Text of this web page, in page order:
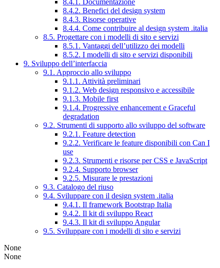
8.4.1. Documentazione
8.4.2. Benefici del design system
8.4.3. Risorse operative
8.4.4. Come contribuire al design system .italia
8.5. Progettare con i modelli di sito e servizi
8.5.1. Vantaggi dell’utilizzo dei modelli
8.5.2. I modelli di sito e servizi disponibili
9. Sviluppo dell’interfaccia
9.1. Approccio allo sviluppo
9.1.1. Attività preliminari
9.1.2. Web design responsivo e accessibile
9.1.3. Mobile first
9.1.4. Progressive enhancement e Graceful
degradation
9.2. Strumenti di supporto allo sviluppo del software
9.2.1. Feature detection
9.2.2. Verificare le feature disponibili con Can I
use
9.2.3. Strumenti e risorse per CSS e JavaScript
9.2.4. Supporto browser
9.2.5. Misurare le prestazioni
9.3. Catalogo del riuso
9.4. Sviluppare con il design system .italia
9.4.1. Il framework Bootstrap Italia
9.4.2. Il kit di sviluppo React
9.4.3. Il kit di sviluppo Angular
9.5. Sviluppare con i modelli di sito e servizi
None
None